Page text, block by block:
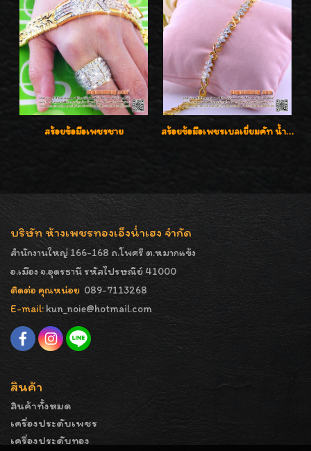
สร้อยข้อมือเพชรชาย สร้อยข้อมือเพชรเบลเยี่ยมคัท น้ำ 98 F-Color/VVS น้ำหนักเพชร 1.75 กะรัต ตัวเรือนทอง เพชรสวยรูปแบบน่ารัก ใส่สวยมั๊กมากค่ะ
บริษัท ห้างเพชรทองเอ็งน่ำเฮง จำกัด
สำนักงานใหญ่ 166-168 ถ.โพศรี ต.หมากแข้ง
อ.เมือง จ.อุดรธานี รหัสไปรษณีย์ 41000
ติดต่อ คุณหน่อย 089-7113268
E-mail: kun_noie@hotmail.com
สินค้า
สินค้าทั้งหมด
เครื่องประดับเพชร
เครื่องประดับทอง